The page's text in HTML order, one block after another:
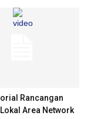
Rancangan
Area Network